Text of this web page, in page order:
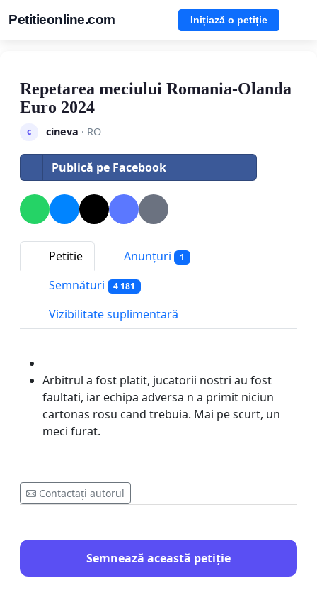
Petitieonline.com Inițiază o petiție
Repetarea meciului Romania-Olanda
Euro 2024
c cineva · RO
Publică pe Facebook
Petitie Anunțuri 1
Semnături 4 181
Vizibilitate suplimentară
Arbitrul a fost platit, jucatorii nostri au fost
faultati, iar echipa adversa n a primit niciun
cartonas rosu cand trebuia. Mai pe scurt, un
meci furat.
Contactați autorul
Semnează această petiție